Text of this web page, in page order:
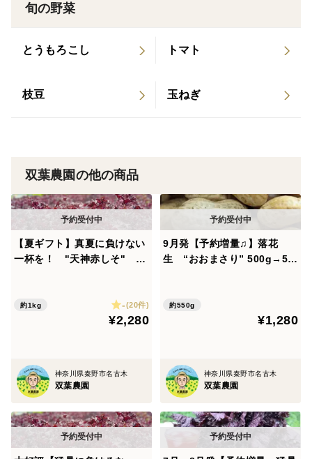
待ちに待った葉にんにく、届きました。 生、焼く、炒
手が良いです。 私は火を加えた調理のが好きです。や
新鮮な葉にんにくを有り難う御座いました。初めてです
葉にんにくと豆板醤で四川の回鍋肉を作りました、なか
なか売ってないので出来なかったです．懐かしい味で
す、めっちゃ美味しかったです、ありがとうございまし
た
プなどに入れると喜んで食べています！寒さが厳しく
なってきたので温かい料理を作ったりしてサポートして
・【今、注目の野菜 (^^♪】
（続々と認証されました）
2024年 『はだの葉ニンニク』として、かながわブラ
ンドに認証。
旬の野菜
とうもろこし トマト
枝豆 玉ねぎ
双葉農園の他の商品
【夏ギフト】真夏に負けない
一杯を！ "天神赤しそ" 10
約1kg -(20件)
¥2,280
神奈川県秦野市名古木
双葉農園
9月発【予約増量♫】落花
生 “おおまさり” 500g→55
約550g
¥1,280
神奈川県秦野市名古木
双葉農園